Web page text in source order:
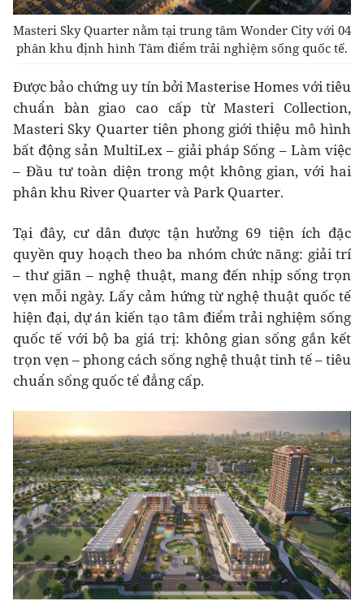
Masteri Sky Quarter nằm tại trung tâm Wonder City với 04
phân khu định hình Tâm điểm trải nghiệm sống quốc tế.
Được bảo chứng uy tín bởi Masterise Homes với tiêu
chuẩn bàn giao cao cấp từ Masteri Collection,
Masteri Sky Quarter tiên phong giới thiệu mô hình
bất động sản MultiLex – giải pháp Sống – Làm việc
– Đầu tư toàn diện trong một không gian, với hai
phân khu River Quarter và Park Quarter.
Tại đây, cư dân được tận hưởng 69 tiện ích đặc
quyền quy hoạch theo ba nhóm chức năng: giải trí
– thư giãn – nghệ thuật, mang đến nhịp sống trọn
vẹn mỗi ngày. Lấy cảm hứng từ nghệ thuật quốc tế
hiện đại, dự án kiến tạo tâm điểm trải nghiệm sống
quốc tế với bộ ba giá trị: không gian sống gắn kết
trọn vẹn – phong cách sống nghệ thuật tinh tế – tiêu
chuẩn sống quốc tế đẳng cấp.